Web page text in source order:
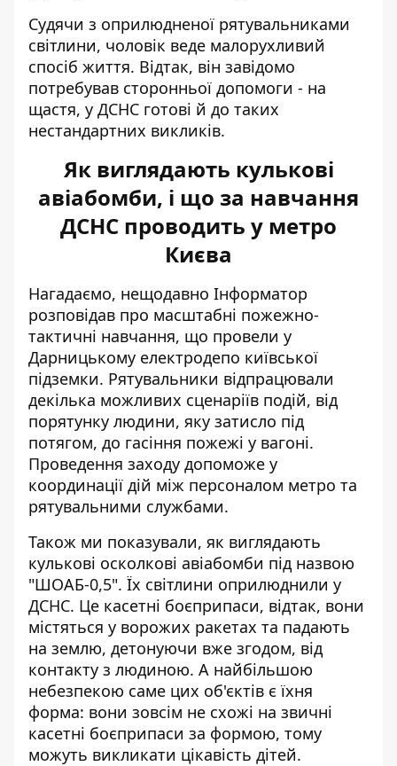
Судячи з оприлюдненої рятувальниками
світлини, чоловік веде малорухливий
спосіб життя. Відтак, він завідомо
потребував сторонньої допомоги - на
щастя, у ДСНС готові й до таких
нестандартних викликів.
Як виглядають кулькові
авіабомби, і що за навчання
ДСНС проводить у метро
Києва
Нагадаємо, нещодавно Інформатор
розповідав про масштабні пожежно-
тактичні навчання, що провели у
Дарницькому електродепо київської
підземки. Рятувальники відпрацювали
декілька можливих сценаріїв подій, від
порятунку людини, яку затисло під
потягом, до гасіння пожежі у вагоні.
Проведення заходу допоможе у
координації дій між персоналом метро та
рятувальними службами.
Також ми показували, як виглядають
кулькові осколкові авіабомби під назвою
"ШОАБ-0,5". Їх світлини оприлюднили у
ДСНС. Це касетні боєприпаси, відтак, вони
містяться у ворожих ракетах та падають
на землю, детонуючи вже згодом, від
контакту з людиною. А найбільшою
небезпекою саме цих об'єктів є їхня
форма: вони зовсім не схожі на звичні
касетні боєприпаси за формою, тому
можуть викликати цікавість дітей.